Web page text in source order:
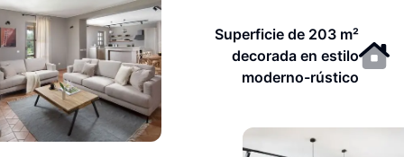
Superficie de 203 m²
decorada en estilo
moderno-rústico